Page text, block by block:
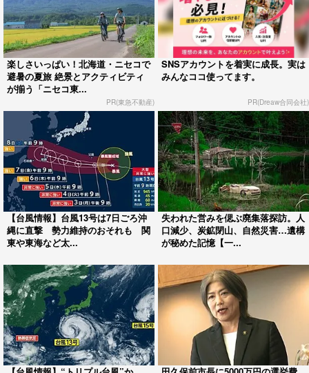
楽しさいっぱい！北海道・ニセコで
避暑の夏旅 絶景とアクティビティ
が揃う「ニセコ東...
PR(東急不動産)
SNSアカウントを着実に成長。実は
みんなココ使ってます。
PR(Dreaw合同会社)
【台風情報】台風13号は7日ごろ沖
縄に直撃 勢力維持のおそれも 関
東や東海など太...
失われた営みを偲ぶ廃集落探訪。人
口減少、炭鉱閉山、自然災害…遺構
が秘めた記憶【一...